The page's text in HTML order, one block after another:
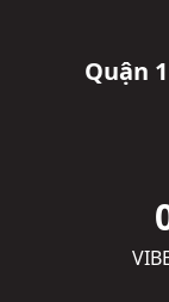
Quận